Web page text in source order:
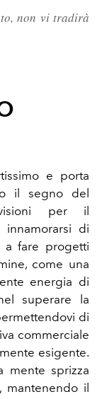
non vi tradirà
e porta
il segno del
per il
di
fare progetti
come una
energia di
superare la
di
commerciale
esigente.
mente sprizza
mantenendo il